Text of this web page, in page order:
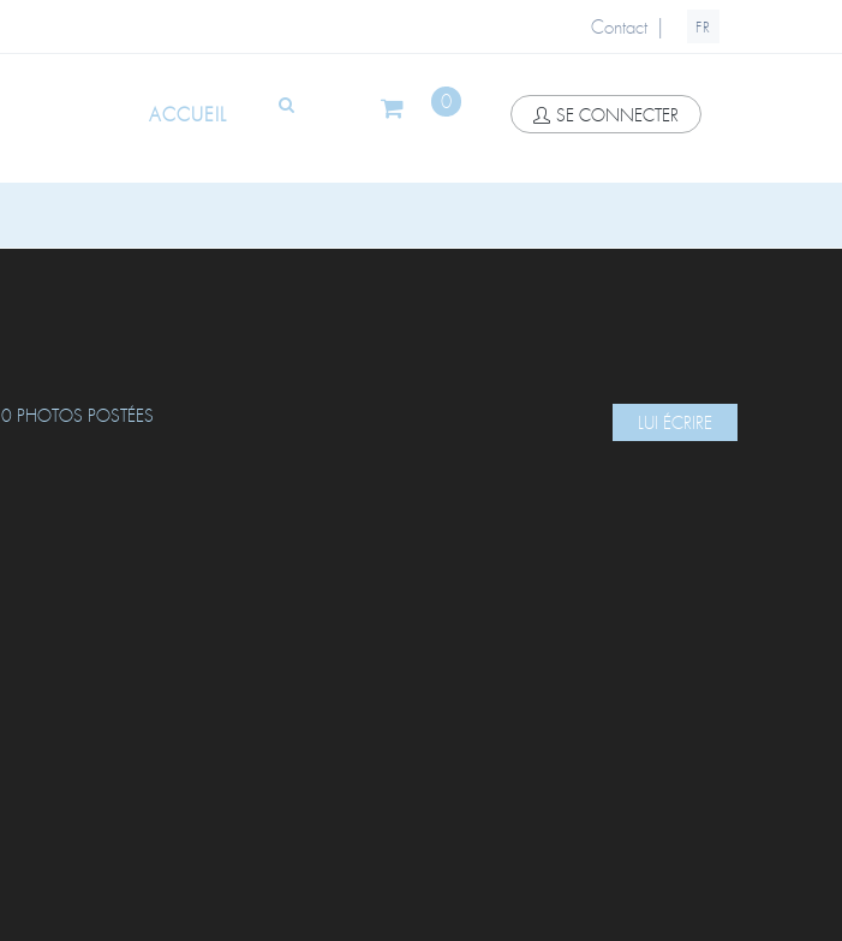
Contact | FR
ACCUEIL
0
SE CONNECTER
0 PHOTOS POSTÉES LUI ÉCRIRE